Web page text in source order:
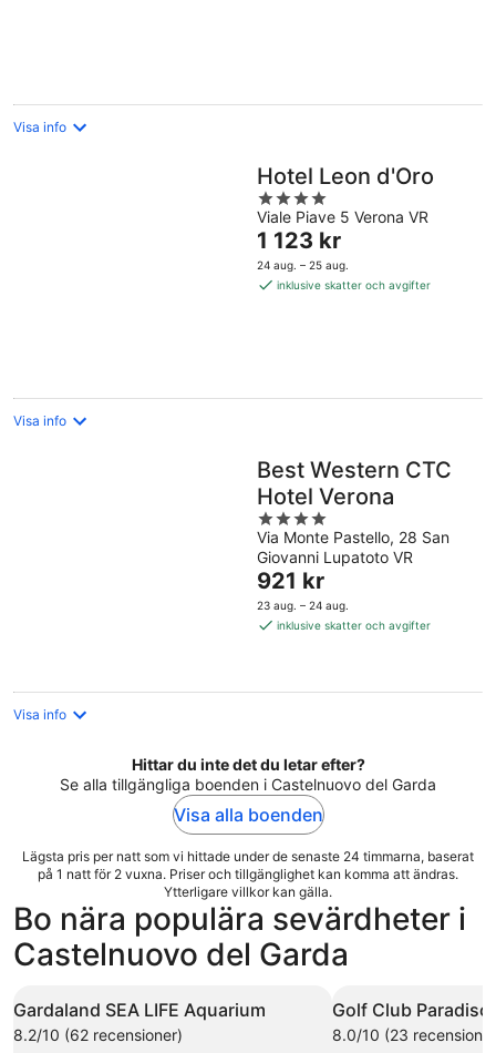
Visa info
Hotel Leon d'Oro
4
out
of
5
Viale Piave 5 Verona VR
Priset
är
1 123 kr
1 123 kr
24 aug. – 25 aug.
inklusive skatter och avgifter
Visa info
Best Western CTC
Hotel Verona
4
out
of
5
Via Monte Pastello, 28 San
Giovanni Lupatoto VR
Priset
är
921 kr
921 kr
23 aug. – 24 aug.
inklusive skatter och avgifter
Visa info
Hittar du inte det du letar efter?
Se alla tillgängliga boenden i Castelnuovo del Garda
Visa alla boenden
Lägsta pris per natt som vi hittade under de senaste 24 timmarna, baserat
på 1 natt för 2 vuxna. Priser och tillgänglighet kan komma att ändras.
Ytterligare villkor kan gälla.
Bo nära populära sevärdheter i
Castelnuovo del Garda
Gardaland SEA LIFE Aquarium
8.2/10 (62 recensioner)
Golf Club Paradiso
8.0/10 (23